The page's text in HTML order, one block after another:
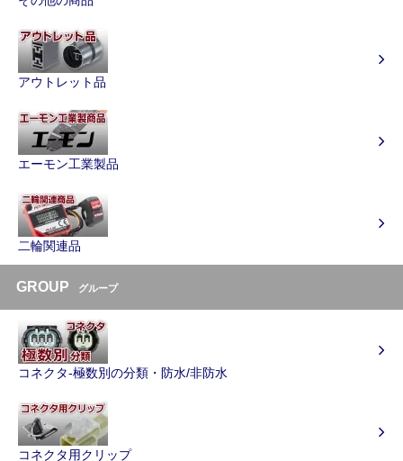
アウトレット品
エーモン工業製品
二輪関連品
GROUP グループ
コネクタ-極数別の分類・防水/非防水
コネクタ用クリップ